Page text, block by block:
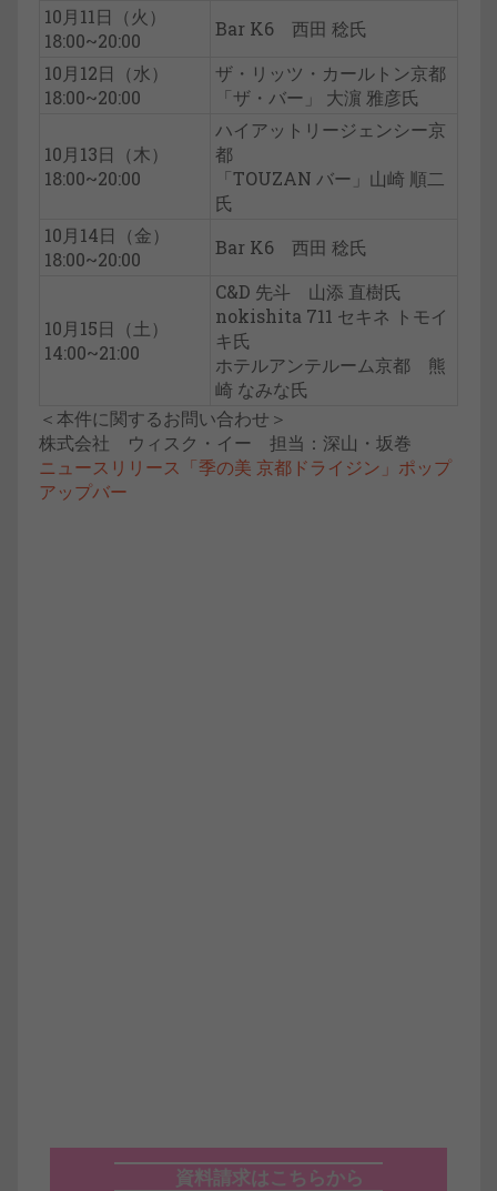
10月11日（火）
18:00~20:00
Bar K6 西田 稔氏
10月12日（水）
18:00~20:00
ザ・リッツ・カールトン京都
「ザ・バー」 大濵 雅彦氏
10月13日（木）
18:00~20:00
ハイアットリージェンシー京
都
「TOUZAN バー」山崎 順二
氏
10月14日（金）
18:00~20:00
Bar K6 西田 稔氏
10月15日（土）
14:00~21:00
C&D 先斗 山添 直樹氏
nokishita 711 セキネ トモイ
キ氏
ホテルアンテルーム京都 熊
崎 なみな氏
＜本件に関するお問い合わせ＞
株式会社 ウィスク・イー 担当：深山・坂巻
ニュースリリース「季の美 京都ドライジン」ポップ
アップバー
資料請求はこちらから